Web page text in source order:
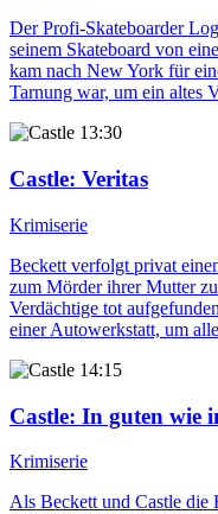
Der Profi-Skateboarder
seinem Skateboard von
kam nach New York für
Tarnung war, um ein altes
13:30
Castle: Veritas
Krimiserie
Beckett verfolgt privat
zum Mörder ihrer Mutter
Verdächtige tot
einer Autowerkstatt, um
14:15
Castle: In guten wie
Krimiserie
Als Beckett und Castle die